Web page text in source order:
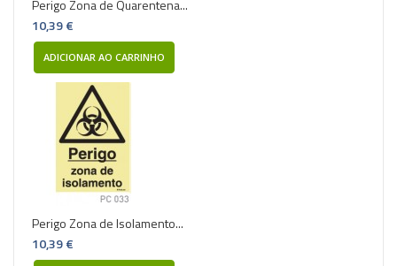
Perigo Zona de Quarentena...
10,39 €
ADICIONAR AO CARRINHO
Perigo Zona de Isolamento...
10,39 €